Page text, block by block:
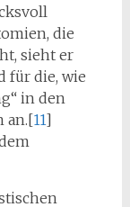
die
sieht er
für die, wie
in den
an.[11]